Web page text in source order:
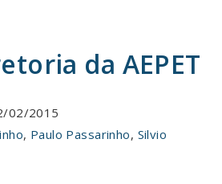
da AEPET
02/2015
, Paulo Passarinho, Silvio